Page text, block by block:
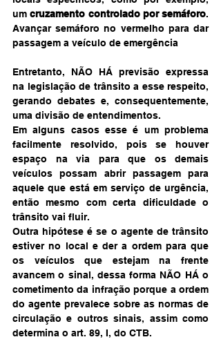
um cruzamento controlado por semáforo.
Avançar semáforo no vermelho para dar
passagem a veículo de emergência
Entretanto, NÃO HÁ previsão expressa
na legislação de trânsito a esse respeito,
gerando debates e, consequentemente,
uma divisão de entendimentos.
Em alguns casos esse é um problema
facilmente resolvido, pois se houver
espaço na via para que os demais
veículos possam abrir passagem para
aquele que está em serviço de urgência,
então mesmo com certa dificuldade o
trânsito vai fluir.
Outra hipótese é se o agente de trânsito
estiver no local e der a ordem para que
os veículos que estejam na frente
avancem o sinal, dessa forma NÃO HÁ o
cometimento da infração porque a ordem
do agente prevalece sobre as normas de
circulação e outros sinais, assim como
determina o art. 89, I, do CTB.